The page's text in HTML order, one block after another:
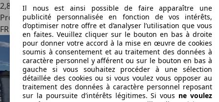
2,8
Professionnel
FR 92600Asnières-sur-seine
Il nous est ainsi possible de faire apparaître une
publicité personnalisée en fonction de vos intérêts,
d’optimiser notre offre et d’analyser l’utilisation que vous
en faites. Veuillez cliquer sur le bouton en bas à droite
pour donner votre accord à la mise en œuvre de cookies
soumis à consentement et au traitement des données à
caractère personnel y afférent ou sur le bouton en bas à
gauche si vous souhaitez procéder à une sélection
détaillée des cookies ou si vous voulez vous opposer au
traitement des données à caractère personnel reposant
sur la poursuite d’intérêts légitimes. Si vous ne voulez